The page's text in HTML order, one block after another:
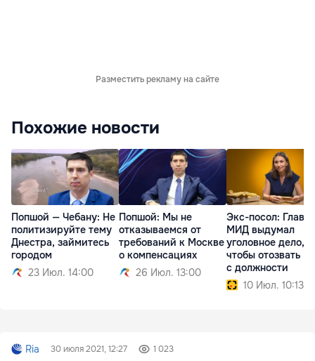
Разместить рекламу на сайте
Похожие новости
Попшой — Чебану: Не
политизируйте тему
Днестра, займитесь
городом
23 Июл. 14:00
Попшой: Мы не
отказываемся от
требований к Москве
о компенсациях
26 Июл. 13:00
Экс-посол: Глава
МИД выдумал
уголовное дело,
чтобы отозвать
с должности
10 Июл. 10:13
Ria 30 июля 2021, 12:27 1 023